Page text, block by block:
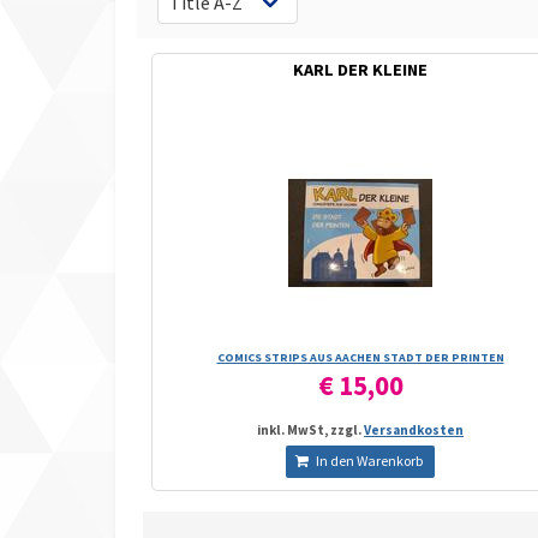
KARL DER KLEINE
COMICS STRIPS AUS AACHEN STADT DER PRINTEN
€ 15,00
inkl. MwSt, zzgl.Versandkosten
In den Warenkorb